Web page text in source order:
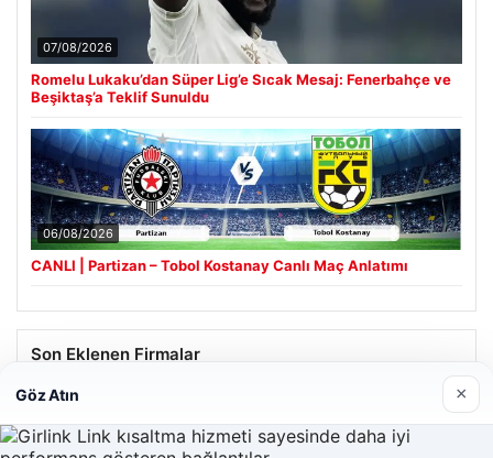
07/08/2026
Romelu Lukaku’dan Süper Lig’e Sıcak Mesaj: Fenerbahçe ve
Beşiktaş’a Teklif Sunuldu
06/08/2026
CANLI | Partizan – Tobol Kostanay Canlı Maç Anlatımı
Son Eklenen Firmalar
Hastaş Beton
26/05/2026
Göz Atın ×